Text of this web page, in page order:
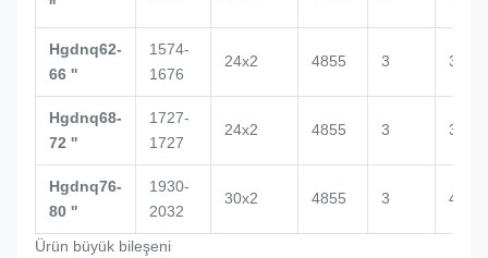
''
Hgdnq62-
66 ''
1574-
1676
24x2 4855 3 3864
Hgdnq68-
72 ''
1727-
1727
24x2 4855 3 3864
Hgdnq76-
80 ''
1930-
2032
30x2 4855 3 4000
Ürün büyük bileşeni